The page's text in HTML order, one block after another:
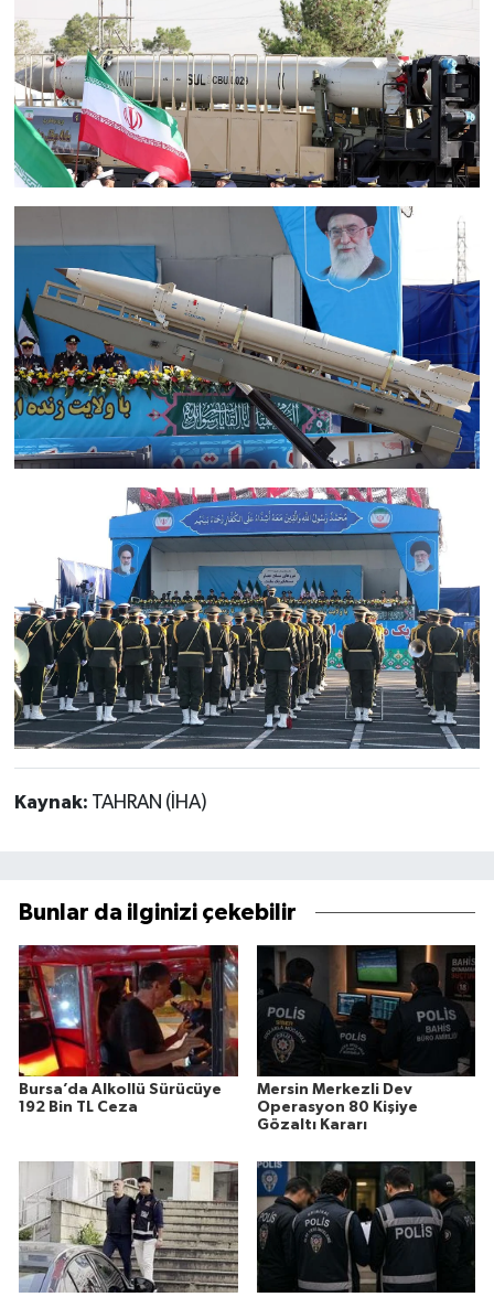
Kaynak: TAHRAN (İHA)
Bunlar da ilginizi çekebilir
Bursa’da Alkollü Sürücüye
192 Bin TL Ceza
Mersin Merkezli Dev
Operasyon 80 Kişiye
Gözaltı Kararı